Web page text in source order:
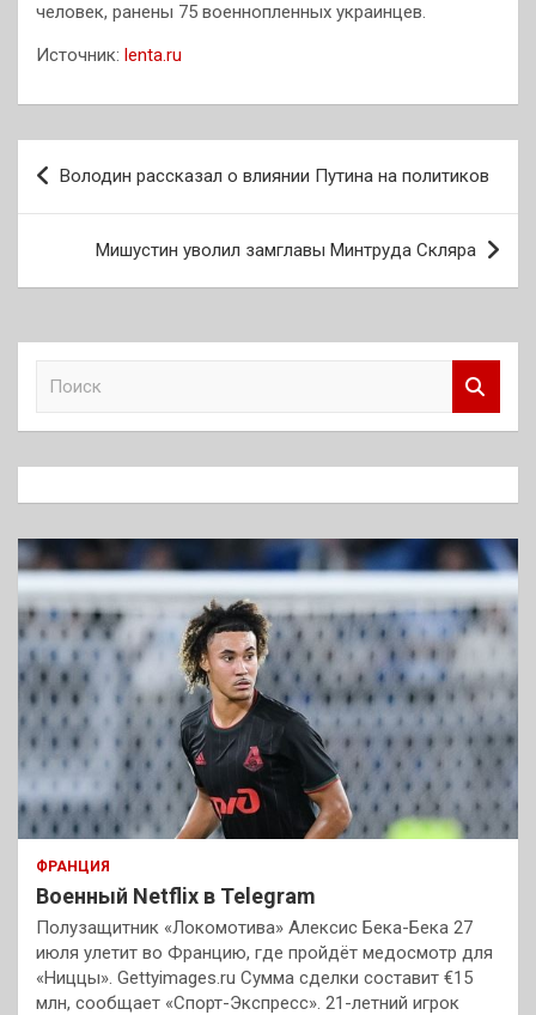
человек, ранены 75 военнопленных украинцев.
Источник: lenta.ru
Навигация
по
записям
Володин рассказал о влиянии Путина на политиков
Мишустин уволил замглавы Минтруда Скляра
к
ФРАНЦИЯ
Военный Netflix в Telegram
Полузащитник «Локомотива» Алексис Бека-Бека 27
июля улетит во Францию, где пройдёт медосмотр для
«Ниццы». Gettyimages.ru Сумма сделки составит €15
млн, сообщает «Спорт-Экспресс». 21-летний игрок